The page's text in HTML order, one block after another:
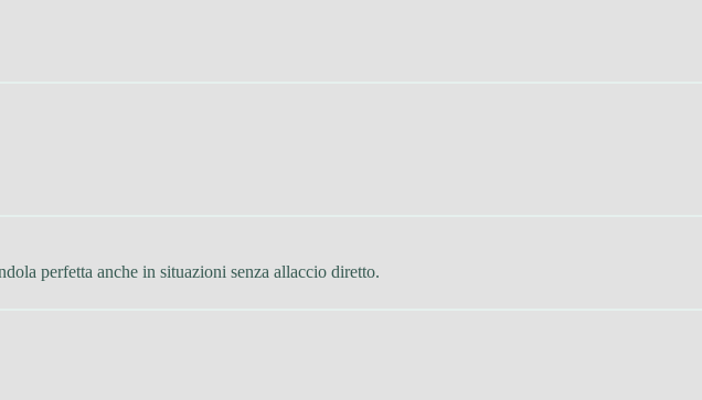
perfetta anche in situazioni senza allaccio diretto.